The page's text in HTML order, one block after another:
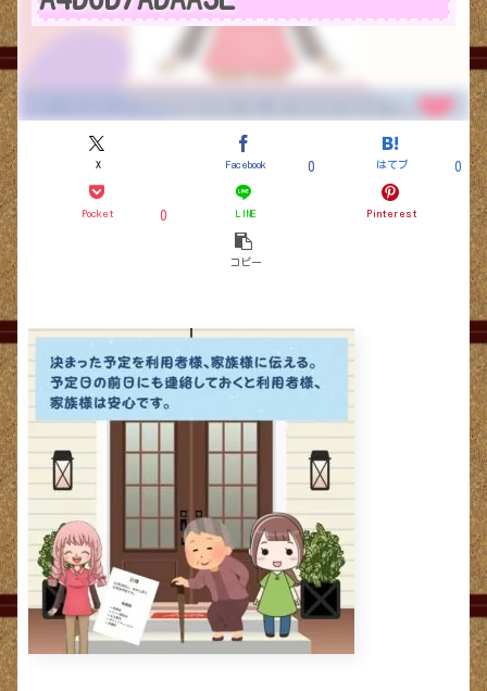
X Facebook 0 はてブ 0
Pocket 0 LINE Pinterest
コピー